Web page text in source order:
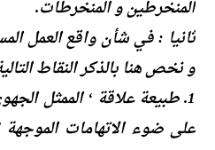
المنخرطین و المنخرطات.
ثانیا : في شأن واقع العمل
و نخص ھنا بالذكر النقاط
1. طبیعة علاقة ‘ الممثل
على ضوء الاتھامات الموجھة